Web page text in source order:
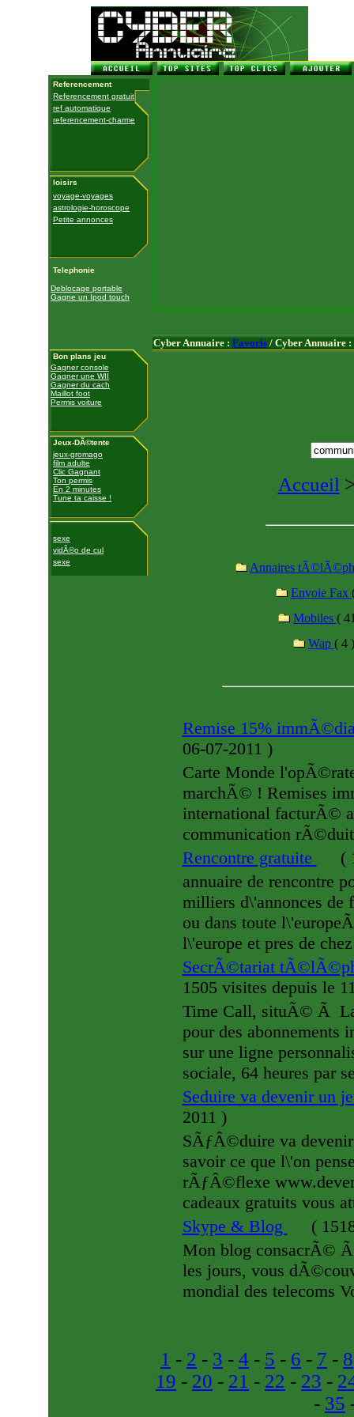
Referencement
Referencement gratuit
ref automatique
referencement-charme
loisirs
voyage-voyages
astrologie-horoscope
Petite annonces
Telephonie
Deblocage portable
Gagne un Ipod touch
Bon plans jeu
Gagner console
Gagner une WII
Gagner du cach
Maillot foot
Permis voiture
Jeux-DÃ©tente
jeux-gromago
film adulte
Clic Gagnant
Ton permis
En 2 minutes
Tune ta caisse !
sexe
vidÃ©o de cul
sexe
Cyber Annuaire : Favoris / Cyber Annuaire :
Accueil
Annaires
Envoie Fax
Mobiles (
Wap ( 4 )
Remise 15%
06-07-2011 )
Carte Monde
marchÃ© ! Remises
international facturÃ©
communication
Rencontre gratuite
(
annuaire de rencontre
milliers d\'annonces de
ou dans toute
l\'europe et pres de
SecrÃ©tariat
1505 visites depuis le
Time Call, situÃ© Ã
pour des abonnements
sur une ligne
sociale, 64 heures par
Seduire va devenir un
2011 )
SÃƒÂ©duire va
savoir ce que l\'on
rÃƒÂ©flexe
cadeaux gratuits vous
Skype & Blog
(
Mon blog consacrÃ©
les jours, vous
mondial des telecoms
1 - 2 - 3 - 4 - 5 - 6 - 7 - 8
19 - 20 - 21 - 22 - 23 -
- 35